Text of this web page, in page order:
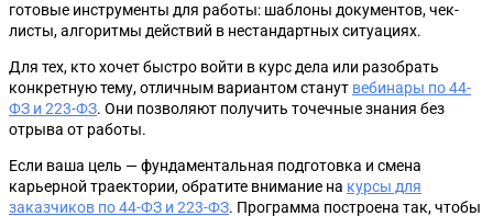
готовые инструменты для работы: шаблоны документов, чек-
листы, алгоритмы действий в нестандартных ситуациях.
Для тех, кто хочет быстро войти в курс дела или разобрать
конкретную тему, отличным вариантом станут вебинары по 44-
ФЗ и 223-ФЗ. Они позволяют получить точечные знания без
отрыва от работы.
Если ваша цель — фундаментальная подготовка и смена
карьерной траектории, обратите внимание на курсы для
заказчиков по 44-ФЗ и 223-ФЗ. Программа построена так, чтобы